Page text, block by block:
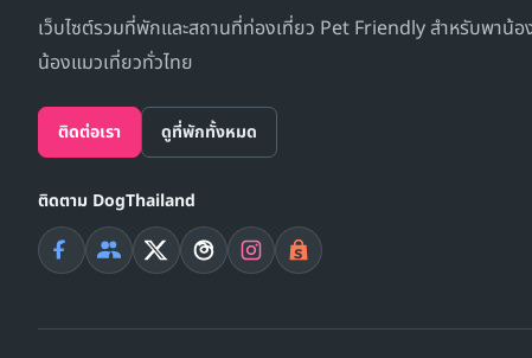
เว็บไซต์รวมที่พักและสถานที่ท่องเที่ยว Pet Friendly สำหรับพาน้อ
น้องแมวเที่ยวทั่วไทย
ติดต่อเรา ดูที่พักทั้งหมด
ติดตาม DogThailand